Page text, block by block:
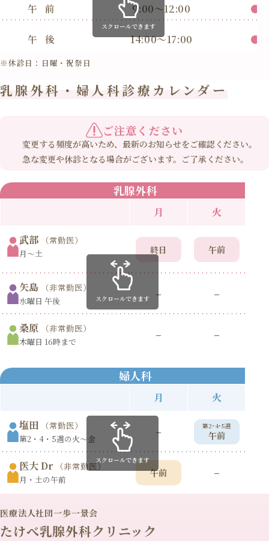
午前
9:00～12:00 ●
午後 14:00～17:00 ●
スクロールできます
※休診日：日曜・祝祭日
乳腺外科・婦人科診療カレンダー
ご注意ください
変更する頻度が高いため、最新のお知らせをご確認ください。
急な変更や休診となる場合がございます。ご了承ください。
乳腺外科
月
火
武部
（常勤医）
月〜土 終日 午前
矢島 （非常勤医）
水曜日 午後
– –
桑原 （非常勤医）
木曜日 16時まで
– –
スクロールできます
婦人科
月
火
塩田
（常勤医）
第2・4・5週の火〜金
– 第2･4･5週
午前
医大 Dr （非常勤医）
月・土の午前
午前 –
スクロールできます
医療法人社団一歩一景会
たけべ乳腺外科クリニック